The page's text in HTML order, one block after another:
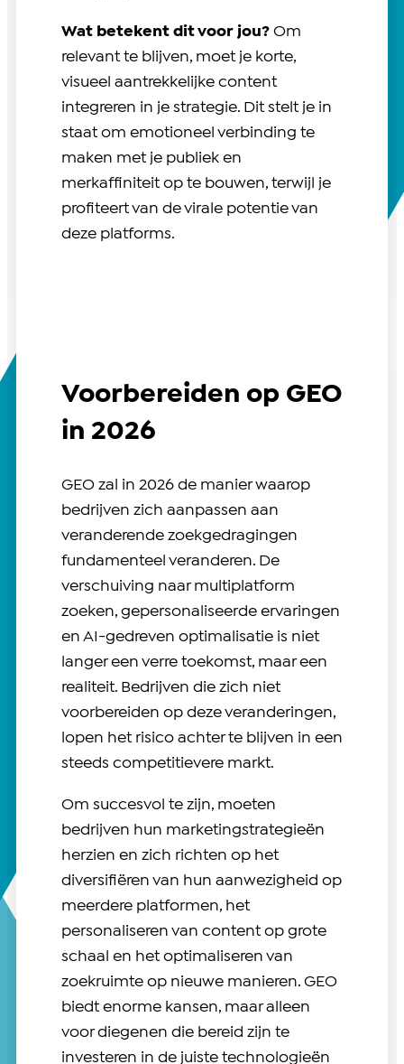
Wat betekent dit voor jou? Om
relevant te blijven, moet je korte,
visueel aantrekkelijke content
integreren in je strategie. Dit stelt je in
staat om emotioneel verbinding te
maken met je publiek en
merkaffiniteit op te bouwen, terwijl je
profiteert van de virale potentie van
deze platforms.
Voorbereiden op GEO
in 2026
GEO zal in 2026 de manier waarop
bedrijven zich aanpassen aan
veranderende zoekgedragingen
fundamenteel veranderen. De
verschuiving naar multiplatform
zoeken, gepersonaliseerde ervaringen
en AI-gedreven optimalisatie is niet
langer een verre toekomst, maar een
realiteit. Bedrijven die zich niet
voorbereiden op deze veranderingen,
lopen het risico achter te blijven in een
steeds competitievere markt.
Om succesvol te zijn, moeten
bedrijven hun marketingstrategieën
herzien en zich richten op het
diversifiëren van hun aanwezigheid op
meerdere platformen, het
personaliseren van content op grote
schaal en het optimaliseren van
zoekruimte op nieuwe manieren. GEO
biedt enorme kansen, maar alleen
voor diegenen die bereid zijn te
investeren in de juiste technologieën